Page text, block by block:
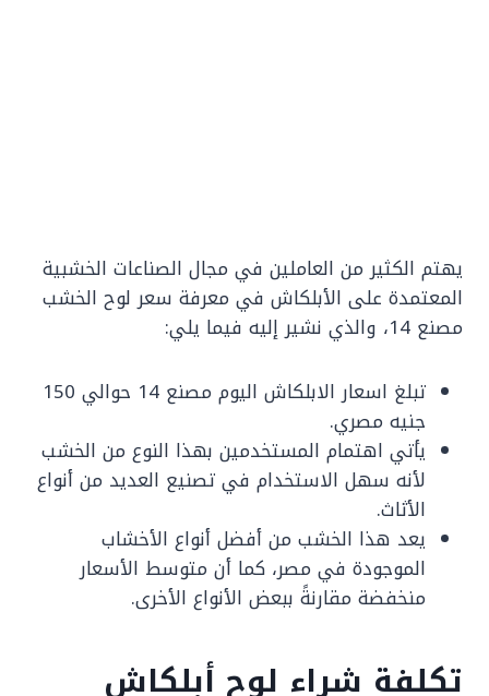
يهتم الكثير من العاملين في مجال الصناعات الخشبية
المعتمدة على الأبلكاش في معرفة سعر لوح الخشب
مصنع 14، والذي نشير إليه فيما يلي:
تبلغ اسعار الابلكاش اليوم مصنع 14 حوالي 150
جنيه مصري.
يأتي اهتمام المستخدمين بهذا النوع من الخشب
لأنه سهل الاستخدام في تصنيع العديد من أنواع
الأثاث.
يعد هذا الخشب من أفضل أنواع الأخشاب
الموجودة في مصر، كما أن متوسط الأسعار
منخفضة مقارنةً ببعض الأنواع الأخرى.
تكلفة شراء لوح أبلكاش